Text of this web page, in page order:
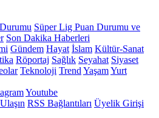
Süper Lig Puan Durumu ve
Son Dakika Haberleri
Gündem Hayat İslam Kültür-Sanat
Röportaj Sağlık Seyahat Siyaset
Teknoloji Trend YaşamYurt
Youtube
RSS Bağlantıları Üyelik Girişi